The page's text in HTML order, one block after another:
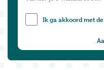
Ik ga akkoord met de